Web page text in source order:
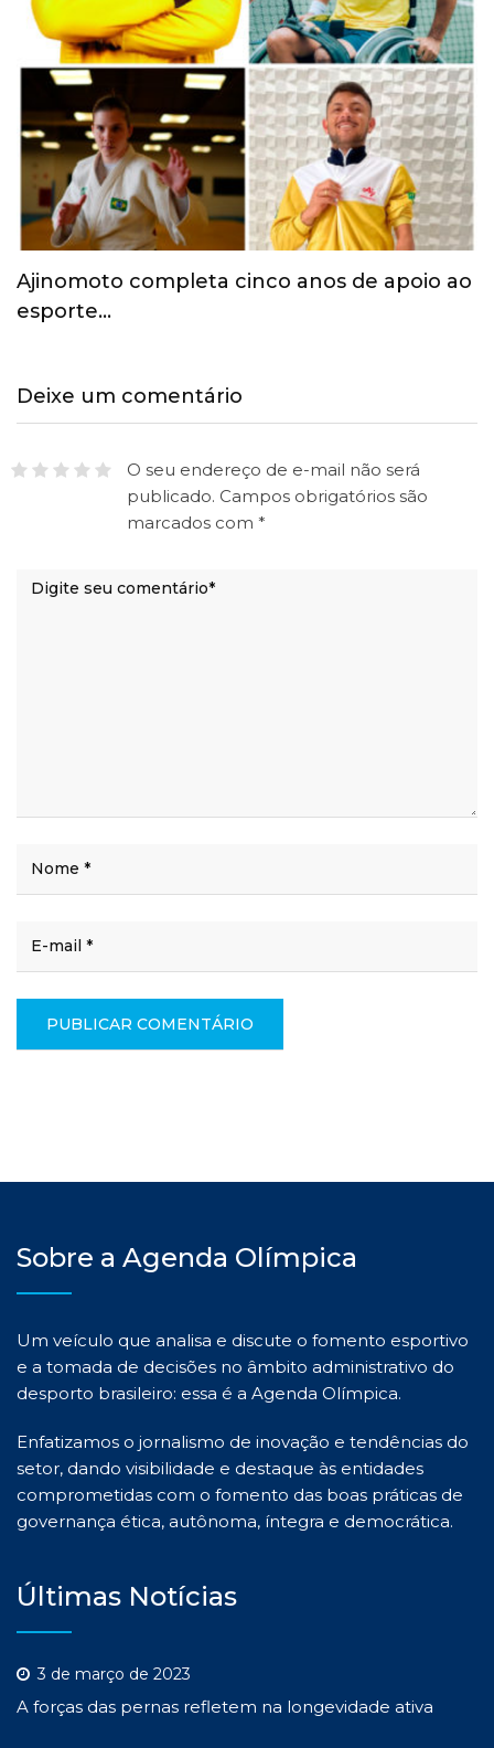
Paris 2024: Atletas brasileiros começam a
chegar à…
Deixe um comentário
O seu endereço de e-mail não será
publicado. Campos obrigatórios são
marcados com *
Sobre a Agenda Olímpica
Um veículo que analisa e discute o fomento esportivo
e a tomada de decisões no âmbito administrativo do
desporto brasileiro: essa é a Agenda Olímpica.
Enfatizamos o jornalismo de inovação e tendências do
setor, dando visibilidade e destaque às entidades
comprometidas com o fomento das boas práticas de
governança ética, autônoma, íntegra e democrática.
Últimas Notícias
3 de março de 2023
A forças das pernas refletem na longevidade ativa